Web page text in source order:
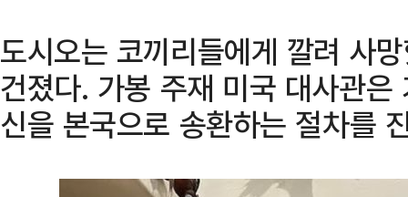
도시오는 코끼리들에게 깔려 사
건졌다. 가봉 주재 미국 대사관
신을 본국으로 송환하는 절차를